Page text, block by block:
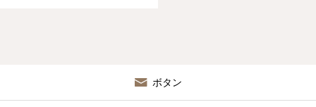
ボタン